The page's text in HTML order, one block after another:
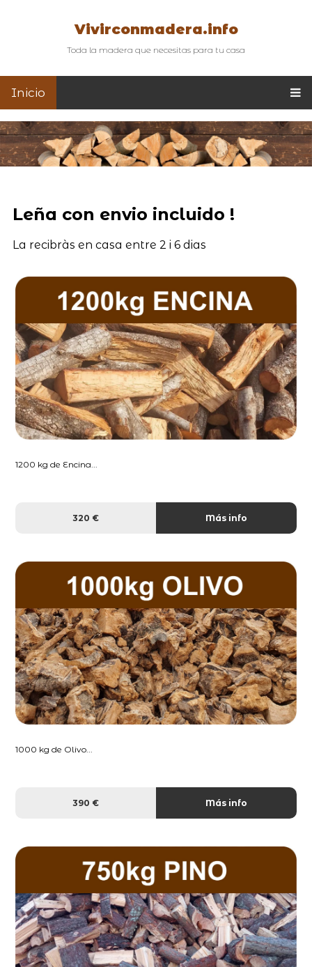
Vivirconmadera.info
Toda la madera que necesitas para tu casa
Inicio
Leña con envio incluido !
La recibràs en casa entre 2 i 6 dias
1200 kg de Encina...
320 € Más info
1000 kg de Olivo...
390 € Más info